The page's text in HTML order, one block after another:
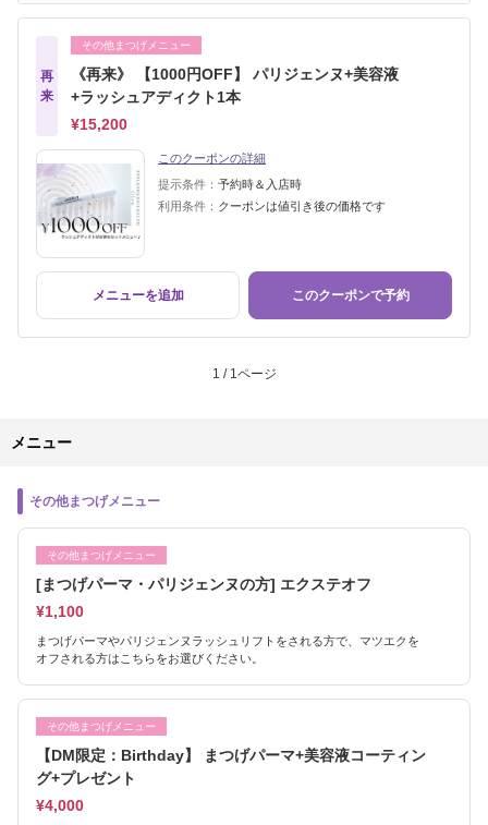
再
来
その他まつげメニュー
《再来》 【1000円OFF】 パリジェンヌ+美容液
+ラッシュアディクト1本
¥15,200
このクーポンの詳細
提示条件： 予約時＆入店時
利用条件： クーポンは値引き後の価格です
メニューを追加 このクーポンで予約
1 / 1ページ
メニュー
その他まつげメニュー
その他まつげメニュー
[まつげパーマ・パリジェンヌの方] エクステオフ
¥1,100
まつげパーマやパリジェンヌラッシュリフトをされる方で、マツエクを
オフされる方はこちらをお選びください。
その他まつげメニュー
【DM限定：Birthday】 まつげパーマ+美容液コーティン
グ+プレゼント
¥4,000